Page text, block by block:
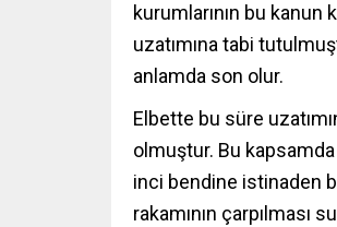
kurumlarının bu
uzatımına tabi
anlamda son olur.
Elbette bu süre
olmuştur. Bu
inci bendine istinaden
rakamının